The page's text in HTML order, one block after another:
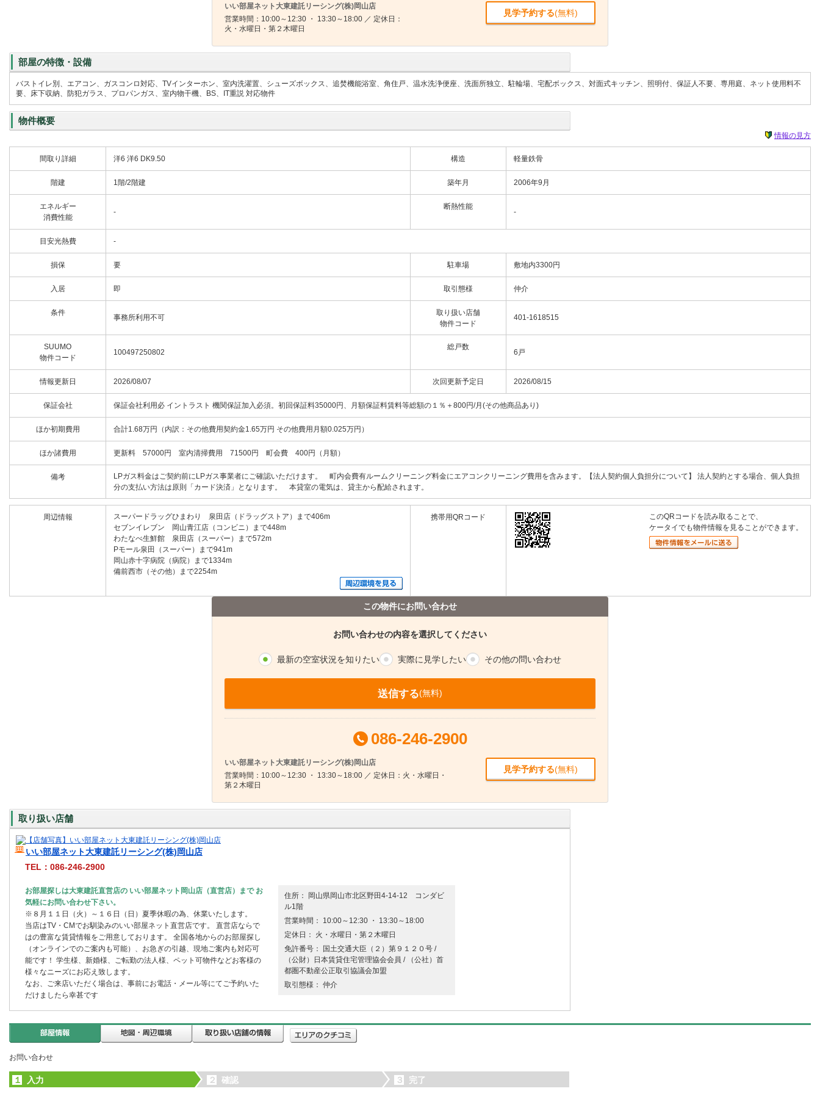
いい部屋ネット大東建託リーシング(株)岡山店
営業時間：10:00～12:30 ・ 13:30～18:00 ／ 定休日：
火・水曜日・第２木曜日
見学予約する(無料)
部屋の特徴・設備
バストイレ別、エアコン、ガスコンロ対応、TVインターホン、室内洗濯置、シューズボックス、追焚機能浴室、角住戸、温水洗浄便座、洗面所独立、駐輪場、宅配ボックス、対面式キッチン、照明付、保証人不要、専用庭、ネット使用料不
要、床下収納、防犯ガラス、プロパンガス、室内物干機、BS、IT重説 対応物件
物件概要
情報の見方
間取り詳細 洋6 洋6 DK9.50 構造 軽量鉄骨
階建 1階/2階建 築年月 2006年9月
エネルギー
消費性能
-
断熱性能
-
目安光熱費 -
損保 要 駐車場 敷地内3300円
入居 即 取引態様 仲介
条件
事務所利用不可
取り扱い店舗
物件コード
401-1618515
SUUMO
物件コード
100497250802
総戸数
6戸
情報更新日 2026/08/07 次回更新予定日 2026/08/15
保証会社 保証会社利用必 イントラスト 機関保証加入必須。初回保証料35000円、月額保証料賃料等総額の１％＋800円/月(その他商品あり)
ほか初期費用 合計1.68万円（内訳：その他費用契約金1.65万円 その他費用月額0.025万円）
ほか諸費用 更新料 57000円 室内清掃費用 71500円 町会費 400円（月額）
備考
LPガス料金はご契約前にLPガス事業者にご確認いただけます。 町内会費有ルームクリーニング料金にエアコンクリーニング費用を含みます。【法人契約個人負担分について】 法人契約とする場合、個人負担
分の支払い方法は原則「カード決済」となります。 本貸室の電気は、貸主から配給されます。
周辺情報
スーパードラッグひまわり 泉田店（ドラッグストア）まで406m
セブンイレブン 岡山青江店（コンビニ）まで448m
わたなべ生鮮館 泉田店（スーパー）まで572m
Pモール泉田（スーパー）まで941m
岡山赤十字病院（病院）まで1334m
備前西市（その他）まで2254m
携帯用QRコード
このQRコードを読み取ることで、
ケータイでも物件情報を見ることができます。
この物件にお問い合わせ
お問い合わせの内容を選択してください
最新の空室状況を知りたい 実際に 見学したい その他の問い合わせ
送信する(無料)
086-246-2900
いい部屋ネット大東建託リーシング(株)岡山店
営業時間：10:00～12:30 ・ 13:30～18:00 ／ 定休日：火・水曜日・
第２木曜日
見学予約する(無料)
取り扱い店舗
いい部屋ネット大東建託リーシング(株)岡山店
TEL：086-246-2900
お部屋探しは大東建託直営店の いい部屋ネット岡山店（直営店）まで お
気軽にお問い合わせ下さい。
※８月１１日（火）～１６日（日）夏季休暇の為、休業いたします。
当店はTV・CMでお馴染みのいい部屋ネット直営店です。 直営店ならで
はの豊富な賃貸情報をご用意しております。 全国各地からのお部屋探し
（オンラインでのご案内も可能）、お急ぎの引越、現地ご案内も対応可
能です！ 学生様、新婚様、ご転勤の法人様、ペット可物件などお客様の
様々なニーズにお応え致します。
なお、ご来店いただく場合は、事前にお電話・メール等にてご予約いた
だけましたら幸甚です
住所： 岡山県岡山市北区野田4-14-12 コンダビ
ル1階
営業時間： 10:00～12:30 ・ 13:30～18:00
定休日： 火・水曜日・第２木曜日
免許番号： 国土交通大臣（２）第９１２０号 /
（公財）日本賃貸住宅管理協会会員 / （公社）首
都圏不動産公正取引協議会加盟
取引態様： 仲介
お問い合わせ
１ 入力 ２ 確認 ３ 完了